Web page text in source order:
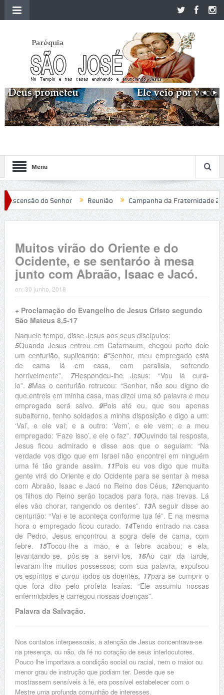
Menu
do Senhor Reunião Campanha da Fraternidade 2020
Muitos virão do Oriente e do
Ocidente, e se sentaróo à mesa
junto com Abraão, Isaac e Jacó.
on: 30 junho, 2018
+ Proclamação do Evangelho de Jesus Cristo segundo
São Mateus 8,5-17
Naquele tempo, disse Jesus aos seus discípulos:
5Quando Jesus entrou em Cafarnaum, chegou perto dele
um centurião, suplicando: 6“Senhor, meu empregado está
de cama lá em casa, com paralisia, sofrendo
horrivelmente”. 7Respondeu-lhe Jesus: “Vou lá curá-
lo”.8Mas o centurião retrucou: “Senhor, não sou digno de
que entreis em minha casa, mas dizei uma só palavra e meu
empregado será salvo.9Pois até eu, que sou apenas
subalterno, tenho soldados a minha disposição e digo a um:
‘Vai’, e ele vai; e a outro: ‘Vem’, e ele vem; e a meu
empregado: ‘Faze isso’, e ele o faz”. 10Ouvindo tal resposta,
Jesus ficou admirado e disse aos que o seguiam: “Na
verdade vos digo que em Israel não encontrei em ninguém
uma fé tão grande assim. 11Pois eu vos digo que muita
gente virá do Oriente e do Ocidente para se sentar à mesa
com Abraão, Isaac e Jacó no Reino dos Céus, 12enquanto
os filhos do Reino serão tocados para fora, nas trevas. Lá
eles vão chorar, rangendo os dentes”. 13A seguir disse ao
centurião: “Vai e te aconteça conforme tua fé”. E na mesma
hora o empregado ficou curado. 14Tendo entrado na casa
de Pedro, Jesus encontrou a sogra dele de cama, com
febre. 15Tocou-lhe a mão, e a febre acabou; e ela,
levantando-se, pôs-se a servi-los. 16Ao cair da tarde,
levaram-lhe muitos possessos; com sua palavra, expulsou
os espíritos e curou todos os doentes, 17para se cumprir o
que fora dito pelo profeta Isaías: “Ele assumiu nossas
enfermidades e carregou nossas doenças”.
Palavra da Salvação.
Nos contatos interpessoais, a atenção de Jesus concentrava-se
na presença, ou não, da fé no coração de seus interlocutores.
Pouco lhe importava a condição social ou racial, nem o maior ou
menor grau de instrução que podiam ter. Desde que se
mostrassem sensíveis à fé, era possível estabelecer com o
Mestre uma profunda comunhão de interesses.